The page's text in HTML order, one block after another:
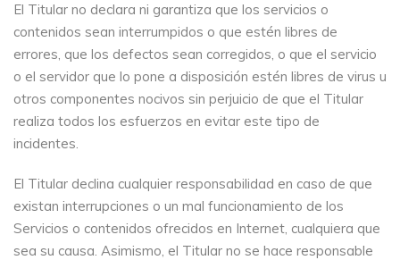
El Titular no declara ni garantiza que los servicios o
contenidos sean interrumpidos o que estén libres de
errores, que los defectos sean corregidos, o que el servicio
o el servidor que lo pone a disposición estén libres de virus u
otros componentes nocivos sin perjuicio de que el Titular
realiza todos los esfuerzos en evitar este tipo de
incidentes.
El Titular declina cualquier responsabilidad en caso de que
existan interrupciones o un mal funcionamiento de los
Servicios o contenidos ofrecidos en Internet, cualquiera que
sea su causa. Asimismo, el Titular no se hace responsable